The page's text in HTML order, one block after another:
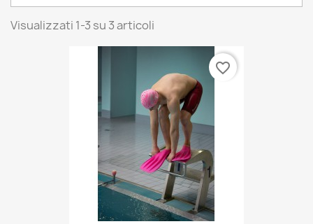
Visualizzati 1-3 su 3 articoli
favorite_border